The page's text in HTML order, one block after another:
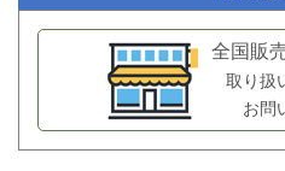
全国販
取り扱
お問